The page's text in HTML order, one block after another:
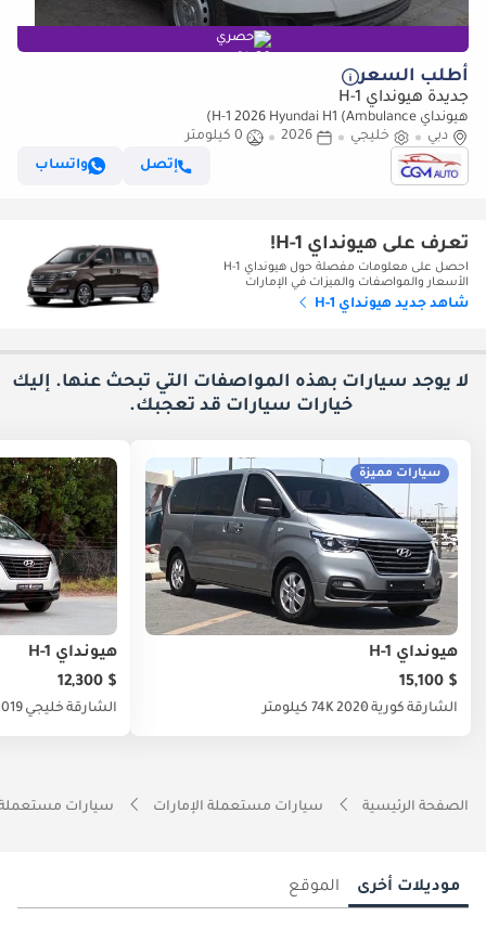
حصري
أطلب السعر
جديدة هيونداي H-1
هيونداي H-1 2026 Hyundai H1 (Ambulance)
دبي
خليجي 2026
0 كيلومتر
إتصل
واتساب
تعرف على هيونداي H-1!
احصل على معلومات مفصلة حول هيونداي H-1
الأسعار والمواصفات والميزات في الإمارات
شاهد جديد هيونداي H-1
لا يوجد سيارات بهذه المواصفات التي تبحث عنها. إليك
خيارات سيارات قد تعجبك.
سيارات مميزة
هيونداي H-1
$ 15,100
الشارقة كورية202074K كيلومتر
هيونداي H-1
$ 12,300
الشارقة خليجي
الصفحة الرئيسية سيارات مستعملة الإمارات سيارات
موديلات أخرى الموقع